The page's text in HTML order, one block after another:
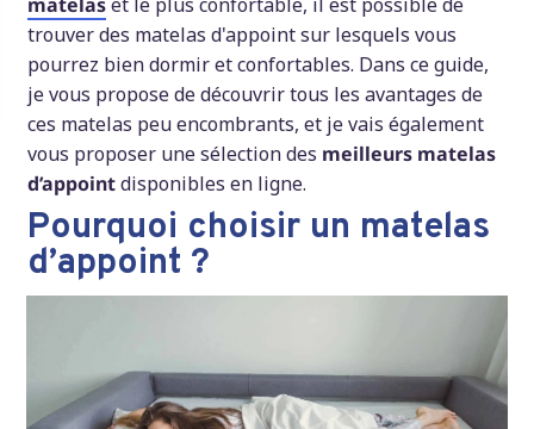
trouver des matelas d'appoint sur lesquels vous
pourrez bien dormir et confortables. Dans ce guide,
je vous propose de découvrir tous les avantages de
ces matelas peu encombrants, et je vais également
vous proposer une sélection des meilleurs matelas
d’appointdisponibles en ligne.
Pourquoi choisir un matelas
d’appoint ?